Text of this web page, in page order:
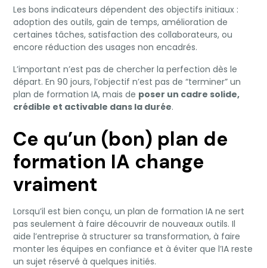
Les bons indicateurs dépendent des objectifs initiaux :
adoption des outils, gain de temps, amélioration de
certaines tâches, satisfaction des collaborateurs, ou
encore réduction des usages non encadrés.
L’important n’est pas de chercher la perfection dès le
départ. En 90 jours, l’objectif n’est pas de “terminer” un
plan de formation IA, mais de poser un cadre solide,
crédible et activable dans la durée.
Ce qu’un (bon) plan de
formation IA change
vraiment
Lorsqu’il est bien conçu, un plan de formation IA ne sert
pas seulement à faire découvrir de nouveaux outils. Il
aide l’entreprise à structurer sa transformation, à faire
monter les équipes en confiance et à éviter que l’IA reste
un sujet réservé à quelques initiés.